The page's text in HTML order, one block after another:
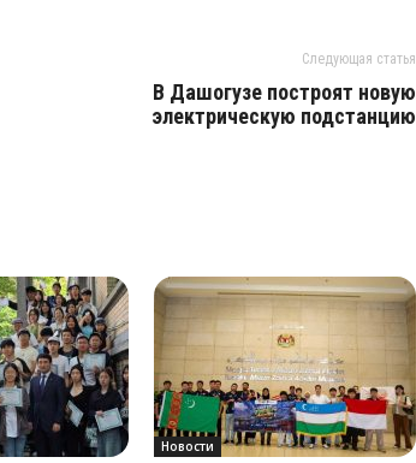
Следующая статья
В Дашогузе построят новую
электрическую подстанцию
Новости